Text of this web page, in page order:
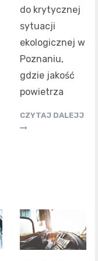
do krytycznej
sytuacji
ekologicznej w
Poznaniu,
gdzie jakość
powietrza
CZYTAJ DALEJJ